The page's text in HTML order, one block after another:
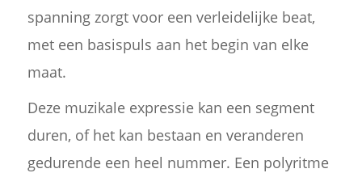
spanning zorgt voor een verleidelijke beat,
met een basispuls aan het begin van elke
maat.
Deze muzikale expressie kan een segment
duren, of het kan bestaan en veranderen
gedurende een heel nummer. Een polyritme